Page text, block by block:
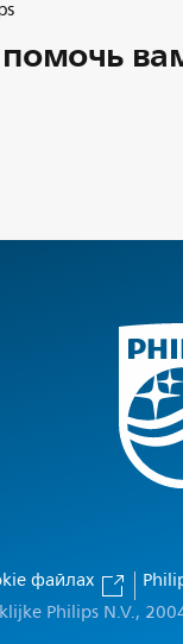
файлах
Philips N.V.,